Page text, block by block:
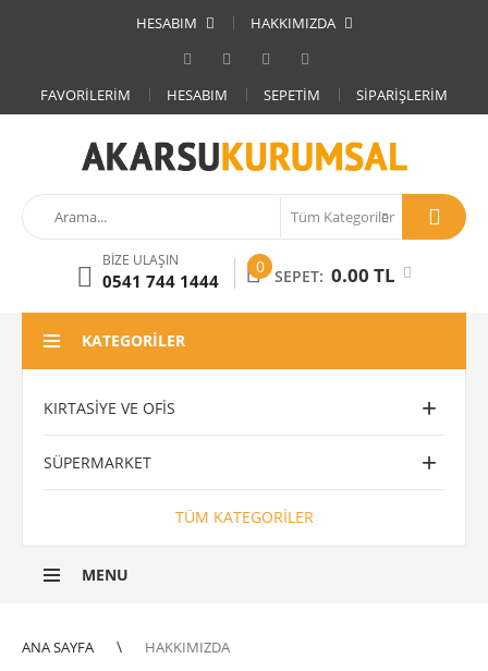
HESABIM HAKKIMIZDA
FAVORILERIM HESABIM SEPETIM SIPARIŞLERIM
BIZE ULAŞIN
0541 744 1444
0 SEPET: 0.00 TL
KATEGORILER
KIRTASIYE VE OFIS
SÜPERMARKET
TÜM KATEGORILER
MENU
ANA SAYFA HAKKIMIZDA